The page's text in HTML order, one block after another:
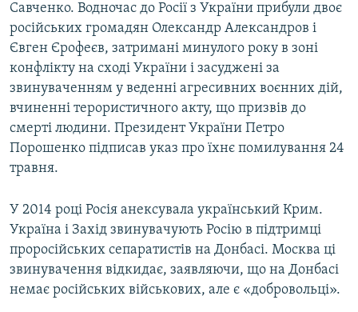
Савченко. Водночас до Росії з України прибули двоє
російських громадян Олександр Александров і
Євген Єрофеєв, затримані минулого року в зоні
конфлікту на сході України і засуджені за
звинуваченням у веденні агресивних воєнних дій,
вчиненні терористичного акту, що призвів до
смерті людини. Президент України Петро
Порошенко підписав указ про їхнє помилування 24
травня.
У 2014 році Росія анексувала український Крим.
Україна і Захід звинувачують Росію в підтримці
проросійських сепаратистів на Донбасі. Москва ці
звинувачення відкидає, заявляючи, що на Донбасі
немає російських військових, але є «добровольці».